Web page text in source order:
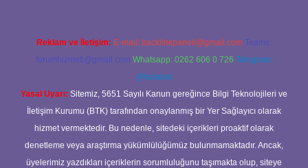
Reklam ve İletişim: E-mail: backlinkpaneli@gmail.com Teams:
forumhizmeti@gmail.com Whatsapp: 0262 606 0 726 Telegram:
@karabul
Yasal Uyarı: Sitemiz, 5651 Sayılı Kanun gereğince Bilgi Teknolojileri ve
İletişim Kurumu (BTK) tarafından onaylanmış bir Yer Sağlayıcı olarak
hizmet vermektedir. Bu nedenle, sitedeki içerikleri proaktif olarak
denetleme veya araştırma yükümlülüğümüz bulunmamaktadır. Ancak,
üyelerimiz yazdıkları içeriklerin sorumluluğunu taşımakta olup, siteye